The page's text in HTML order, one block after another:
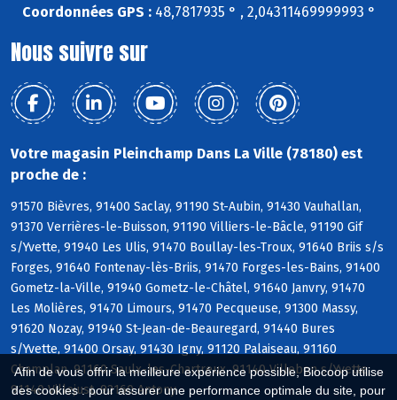
Afin de vous offrir la meilleure expérience possible, Biocoop utilise
des cookies : pour assurer une performance optimale du site, pour
Coordonnées GPS :48,7817935 ° , 2,04311469999993 °
Nous suivre sur
Votre magasin Pleinchamp Dans La Ville (78180) est
proche de :
91570 Bièvres, 91400 Saclay, 91190 St-Aubin, 91430 Vauhallan,
91370 Verrières-le-Buisson, 91190 Villiers-le-Bâcle, 91190 Gif
s/Yvette, 91940 Les Ulis, 91470 Boullay-les-Troux, 91640 Briis s/s
Forges, 91640 Fontenay-lès-Briis, 91470 Forges-les-Bains, 91400
Gometz-la-Ville, 91940 Gometz-le-Châtel, 91640 Janvry, 91470
Les Molières, 91470 Limours, 91470 Pecqueuse, 91300 Massy,
91620 Nozay, 91940 St-Jean-de-Beauregard, 91440 Bures
s/Yvette, 91400 Orsay, 91430 Igny, 91120 Palaiseau, 91160
Champlan, 91160 Saulx-les-Chartreux, 91140 Villebon s/Yvette,
91140 Villejust, 92160 Antony